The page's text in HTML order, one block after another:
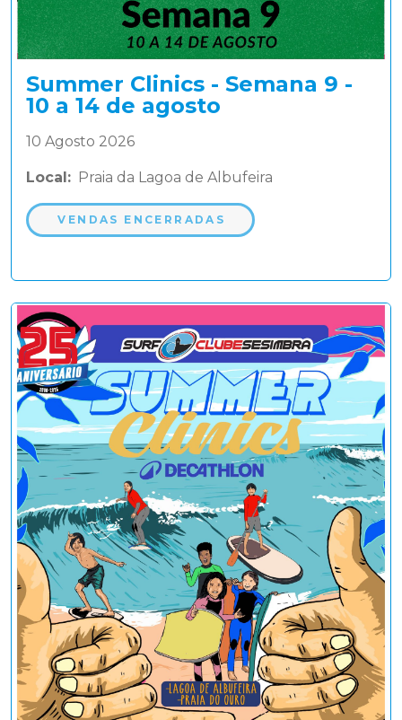
Summer Clinics - Semana 9 -
10 a 14 de agosto
10 Agosto 2026
Local: Praia da Lagoa de Albufeira
VENDAS ENCERRADAS